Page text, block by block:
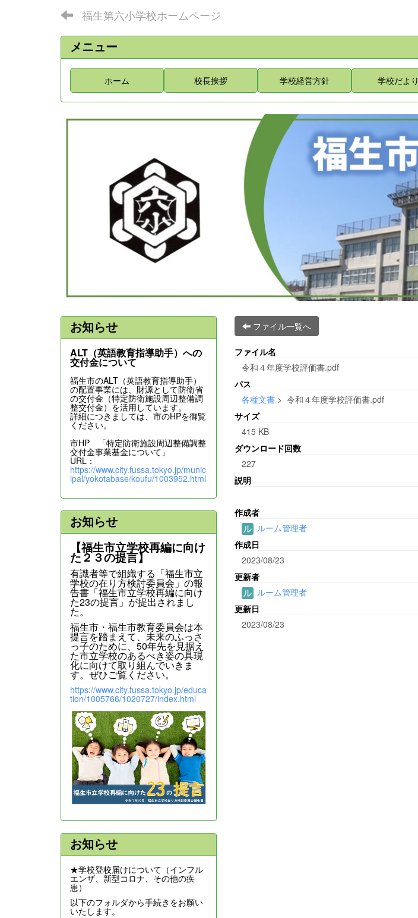
福生第六小学校ホームページ
メニュー
ホーム 校長挨拶 学校経営方針 学校だより
ファイル一覧へ
ファイル名
令和４年度学校評価書.pdf
パス
各種文書> 令和４年度学校評価書.pdf
サイズ
415 KB
ダウンロード回数
227
説明
作成者
ルーム管理者
作成日
2023/08/23
更新者
ルーム管理者
更新日
2023/08/23
お知らせ
ALT（英語教育指導助手）への
交付金について
福生市のALT（英語教育指導助手）
の配置事業には、財源として防衛省
の交付金（特定防衛施設周辺整備調
整交付金）を活用しています。
詳細につきましては、市のHPを御覧
ください。
市HP 「特定防衛施設周辺整備調整
交付金事業基金について」
URL：
https://www.city.fussa.tokyo.jp/munic
ipal/yokotabase/koufu/1003952.html
お知らせ
【福生市立学校再編に向け
た２３の提言】
有識者等で組織する「福生市立
学校の在り方検討委員会」の報
告書「福生市立学校再編に向け
た23の提言」が提出されまし
た。
福生市・福生市教育委員会は本
提言を踏まえて、未来のふっさ
っ子のために、50年先を見据え
た市立学校のあるべき姿の具現
化に向けて取り組んでいきま
す。ぜひご覧ください。
https://www.city.fussa.tokyo.jp/educa
tion/1005766/1020727/index.html
お知らせ
★学校登校届けについて（インフル
エンザ、新型コロナ、その他の疾
患）
以下のフォルダから手続きをお願い
いたします。